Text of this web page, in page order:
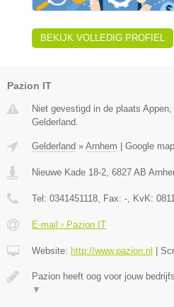
BEKIJK VOLLEDIG PROFIEL
Pazion IT
Niet gevestigd in de plaats
Gelderland.
Gelderland » Arnhem | Google
Nieuwe Kade 18-2 6827 AB
Tel: 0341451118 , Fax: - , KvK:
E-mail › Pazion IT
Website: http://www.pazion.nl |
Pazion heeft oog voor jouw
▼